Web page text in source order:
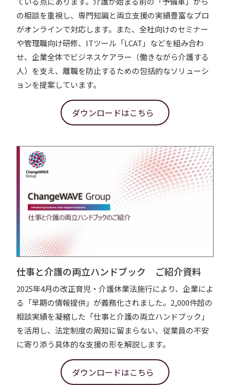
の相談を重視し、専門知識と両立支援の実績豊富なプロ
がオンラインで対応します。また、全社向けのセミナー
や管理職向け研修、ITツール「LCAT」などを組み合わ
せ、企業全体でビジネスケアラー（働きながら介護する
人）を支え、離職を防止するための包括的なソリューシ
ョンを提案しています。
ダウンロードはこちら
仕事と介護の両立ハンドブック ご紹介資料
2025年4月の改正育児・介護休業法施行により、企業によ
る「早期の情報提供」が義務化されました。2,000件超の
相談実績を凝縮した「仕事と介護の両立ハンドブック」
を活用し、法定制度の周知に留まらない、従業員の不安
に寄り添う具体的な支援の形を解説します。
ダウンロードはこちら